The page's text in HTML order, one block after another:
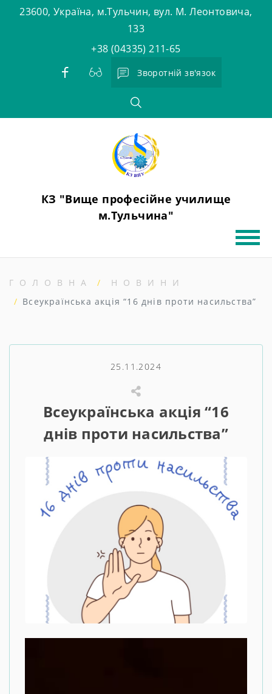
23600, Україна, м.Тульчин, вул. М. Леонтовича,
133
+38 (04335) 211-65
Зворотній зв'язок
КЗ "Вище професійне училище
м.Тульчина"
ГОЛОВНА
НОВИНИ
Всеукраїнська акція “16 днів проти насильства”
25.11.2024
Всеукраїнська акція “16
днів проти насильства”